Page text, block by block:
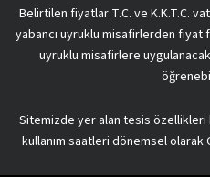
Belirtilen fiyatlar T.C. ve K.K.T.C.
yabancı uyruklu misafirlerden fiyat
uyruklu misafirlere
Sitemizde yer alan tesis özellikleri
kullanım saatleri dönemsel